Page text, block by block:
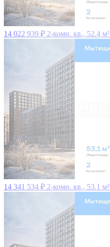
14 022 939 ₽ 2-комн. кв., 52.4 м²
14 341 534 ₽ 2-комн. кв., 53.1 м²